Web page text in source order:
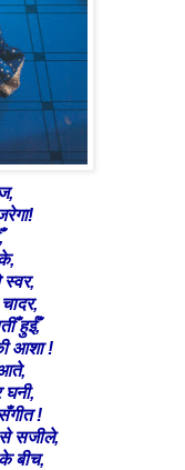
हुईँ,
आशा !
!
से सजीले,
बीच,